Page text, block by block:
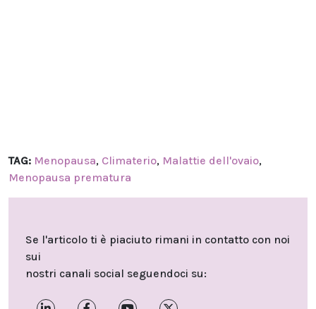
TAG: Menopausa, Climaterio, Malattie dell'ovaio,
Menopausa prematura
Se l'articolo ti è piaciuto rimani in contatto con noi
sui
nostri canali social seguendoci su: